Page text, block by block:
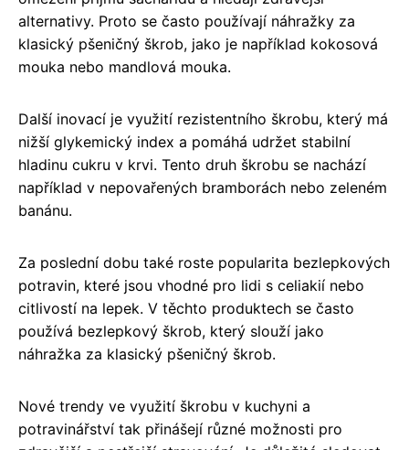
alternativy. Proto se často používají náhražky za
klasický pšeničný škrob, jako je například kokosová
mouka nebo mandlová mouka.
Další inovací je využití rezistentního škrobu, který má
nižší glykemický index a pomáhá udržet stabilní
hladinu cukru v krvi. Tento druh škrobu se nachází
například v nepovařených bramborách nebo zeleném
banánu.
Za poslední dobu také roste popularita bezlepkových
potravin, které jsou vhodné pro lidi s celiakií nebo
citlivostí na lepek. V těchto produktech se často
používá bezlepkový škrob, který slouží jako
náhražka za klasický pšeničný škrob.
Nové trendy ve využití škrobu v kuchyni a
potravinářství tak přinášejí různé možnosti pro